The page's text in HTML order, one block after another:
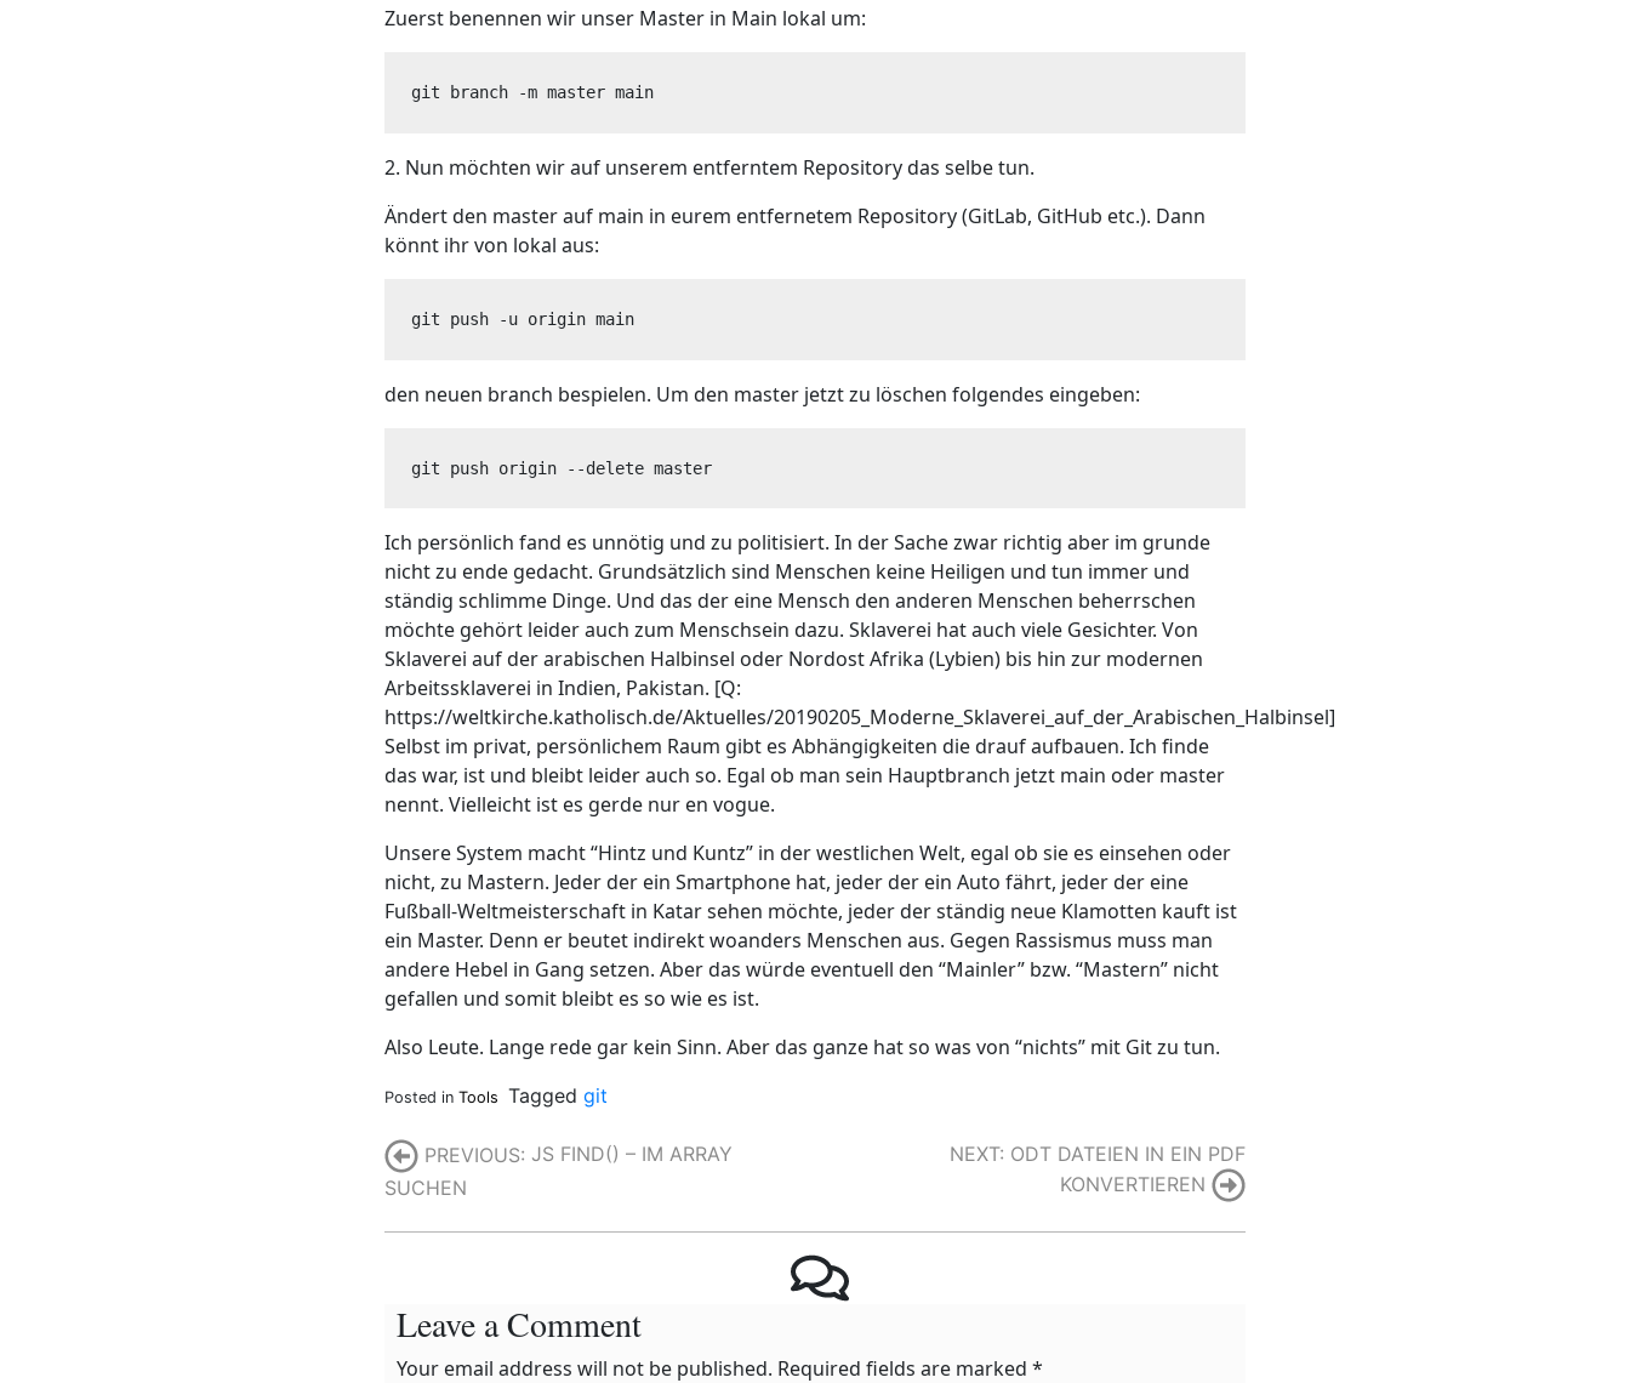
Zuerst benennen wir unser Master in Main lokal um:
git branch -m master main
2. Nun möchten wir auf unserem entferntem Repository das selbe tun.
Ändert den master auf main in eurem entfernetem Repository (GitLab, GitHub etc.). Dann
könnt ihr von lokal aus:
git push -u origin main
den neuen branch bespielen. Um den master jetzt zu löschen folgendes eingeben:
git push origin --delete master
Ich persönlich fand es unnötig und zu politisiert. In der Sache zwar richtig aber im grunde
nicht zu ende gedacht. Grundsätzlich sind Menschen keine Heiligen und tun immer und
ständig schlimme Dinge. Und das der eine Mensch den anderen Menschen beherrschen
möchte gehört leider auch zum Menschsein dazu. Sklaverei hat auch viele Gesichter. Von
Sklaverei auf der arabischen Halbinsel oder Nordost Afrika (Lybien) bis hin zur modernen
Arbeitssklaverei in Indien, Pakistan. [Q:
https://weltkirche.katholisch.de/Aktuelles/20190205_Moderne_Sklaverei_auf_der_Arabischen_Halbinsel]
Selbst im privat, persönlichem Raum gibt es Abhängigkeiten die drauf aufbauen. Ich finde
das war, ist und bleibt leider auch so. Egal ob man sein Hauptbranch jetzt main oder master
nennt. Vielleicht ist es gerde nur en vogue.
Unsere System macht “Hintz und Kuntz” in der westlichen Welt, egal ob sie es einsehen oder
nicht, zu Mastern. Jeder der ein Smartphone hat, jeder der ein Auto fährt, jeder der eine
Fußball-Weltmeisterschaft in Katar sehen möchte, jeder der ständig neue Klamotten kauft ist
ein Master. Denn er beutet indirekt woanders Menschen aus. Gegen Rassismus muss man
andere Hebel in Gang setzen. Aber das würde eventuell den “Mainler” bzw. “Mastern” nicht
gefallen und somit bleibt es so wie es ist.
Also Leute. Lange rede gar kein Sinn. Aber das ganze hat so was von “nichts” mit Git zu tun.
Posted in Tools Tagged git
Post
navigation
PREVIOUS: JS FIND() – IM ARRAY
SUCHEN
NEXT: ODT DATEIEN IN EIN PDF
KONVERTIEREN
Leave a Comment
Your email address will not be published. Required fields are marked *